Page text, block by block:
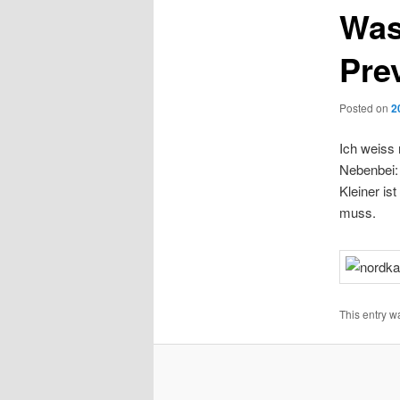
Posted on
Ich weiss
Kleiner
muss.
This entry